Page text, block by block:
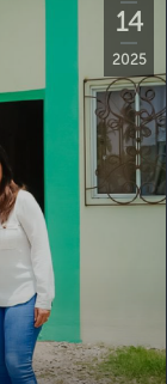
14
2025